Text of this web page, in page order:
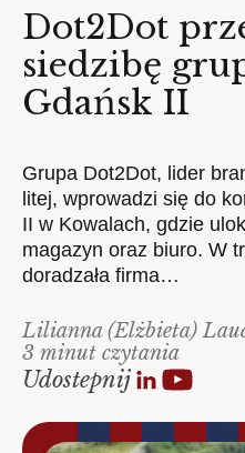
Dot2Dot
siedzibę
Gdańsk II
Grupa Dot2Dot, lider
litej, wprowadzi się do
II w Kowalach, gdzie
magazyn oraz biuro. W
doradzała firma…
Lilianna (Elżbieta)
3 minut czytania
Udostepnij